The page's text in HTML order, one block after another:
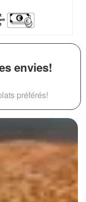
envies!
préférés!